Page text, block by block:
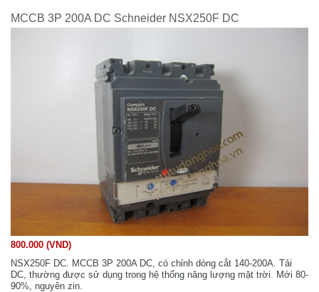
MCCB 3P 200A DC Schneider NSX250F DC
800.000 (VND)
NSX250F DC. MCCB 3P 200A DC, có chỉnh dòng cắt 140-200A. Tải
DC, thường được sử dụng trong hệ thống năng lượng mặt trời. Mới 80-
90%, nguyên zin.